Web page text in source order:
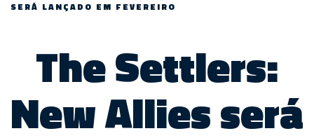
SERÁ LANÇADO EM FEVEREIRO
The Settlers:
New Allies será